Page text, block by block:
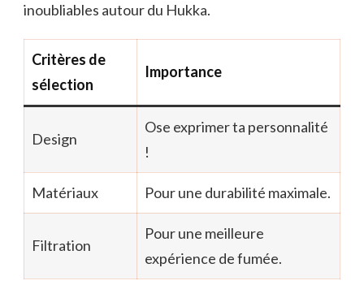
inoubliables autour du Hukka.
Critères de
sélection
Importance
Design
Ose exprimer ta personnalité
!
Matériaux Pour une durabilité maximale.
Filtration
Pour une meilleure
expérience de fumée.